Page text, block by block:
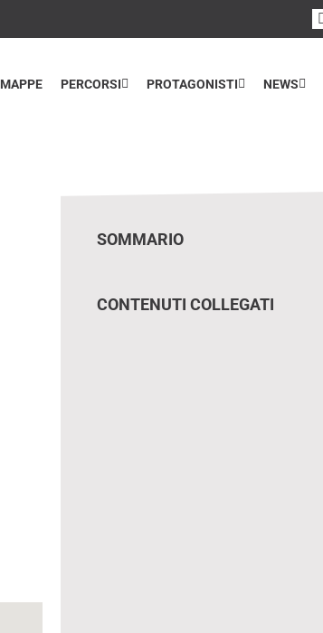
MAPPE PERCORSI PROTAGONISTI NEWS
SOMMARIO
CONTENUTI COLLEGATI